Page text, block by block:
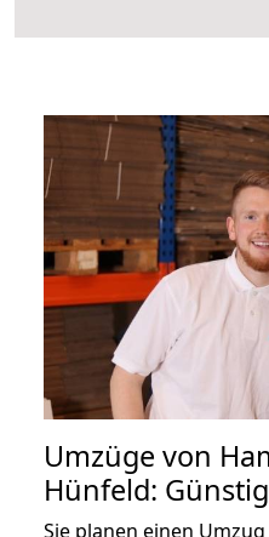
Umzüge von
Hünfeld:
Sie planen einen